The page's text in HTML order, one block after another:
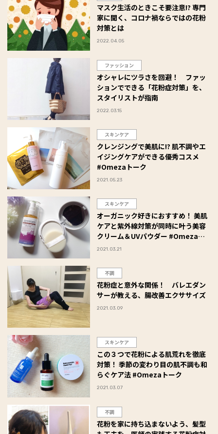
マスク生活のときこそ要注意!? 専門
家に聞く、コロナ禍ならではの花粉
対策とは
2022.04.05
ファッション
オシャレにツラさを回避！ ファッ
ションでできる「花粉症対策」を、
スタイリストが指南
2022.03.15
スキンケア
クレンジングで美肌に!? 肌不調やエ
イジングケアができる優秀コスメ
#Omezaトーク
2021.05.23
スキンケア
オーガニック好きにおすすめ！ 美肌
ケアと紫外線対策が同時に叶う美容
クリーム＆UVパウダー #Omezaト
ーク
2021.03.21
不調
花粉症と意外な関係！ バレエダン
サーが教える、腸改善エクササイズ
2021.03.09
スキンケア
この３つで花粉による肌荒れを徹底
対策！ 季節の変わり目の肌不調も和
らぐケア法 #Omezaトーク
2021.03.07
不調
花粉を家に持ち込まないよう、髪型